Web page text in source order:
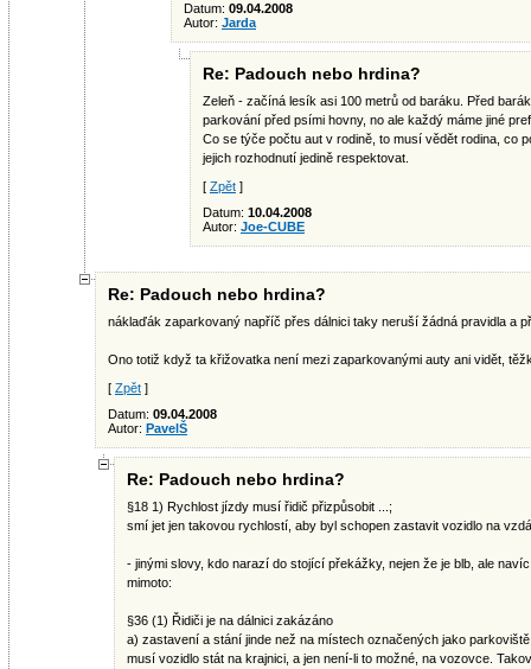
Datum: 09.04.2008
Autor: Jarda
Re: Padouch nebo hrdina?
Zeleň - začíná lesík asi 100 metrů od baráku. Před
parkování před psími hovny, no ale každý máme jiné
Co se týče počtu aut v rodině, to musí vědět rodina, co
jejich rozhodnutí jedině respektovat.
[ Zpět ]
Datum: 10.04.2008
Autor: Joe-CUBE
Re: Padouch nebo hrdina?
náklaďák zaparkovaný napříč přes dálnici taky neruší žádná pravidla a
Ono totiž když ta křižovatka není mezi zaparkovanými auty ani vidět,
[ Zpět ]
Datum: 09.04.2008
Autor: PavelŠ
Re: Padouch nebo hrdina?
§18 1) Rychlost jízdy musí řidič přizpůsobit ...;
smí jet jen takovou rychlostí, aby byl schopen zastavit vozidlo na
- jinými slovy, kdo narazí do stojící překážky, nejen že je blb, ale
mimoto:
§36 (1) Řidiči je na dálnici zakázáno
a) zastavení a stání jinde než na místech označených jako
musí vozidlo stát na krajnici, a jen není-li to možné, na vozovce.